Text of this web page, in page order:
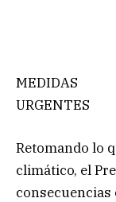
MEDIDAS
URGENTES
Retomando lo
climático, el